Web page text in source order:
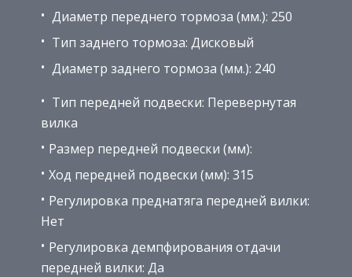
Диаметр переднего тормоза (мм.): 250
Тип заднего тормоза: Дисковый
Диаметр заднего тормоза (мм.): 240
Тип передней подвески: Перевернутая
вилка
Размер передней подвески (мм):
Ход передней подвески (мм): 315
Регулировка преднатяга передней вилки:
Нет
Регулировка демпфирования отдачи
передней вилки: Да